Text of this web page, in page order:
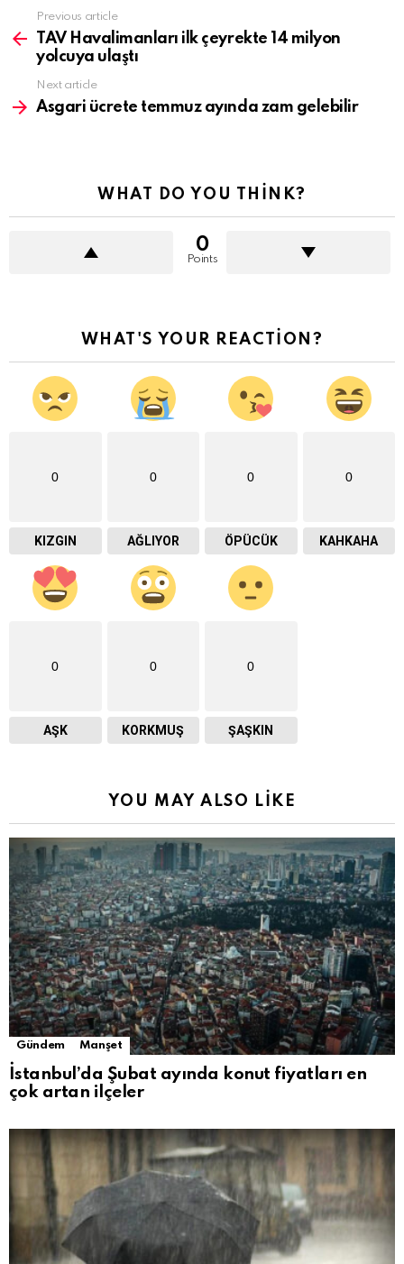
more
Previous article
TAV Havalimanları ilk çeyrekte 14 milyon
yolcuya ulaştı
Next article
Asgari ücrete temmuz ayında zam gelebilir
WHAT DO YOU THINK?
0
Points
WHAT'S YOUR REACTION?
0
KIZGIN
0
AĞLIYOR
0
ÖPÜCÜK
0
KAHKAHA
0
AŞK
0
KORKMUŞ
0
ŞAŞKIN
YOU MAY ALSO LIKE
Gündem Manşet
İstanbul’da Şubat ayında konut fiyatları en
çok artan ilçeler